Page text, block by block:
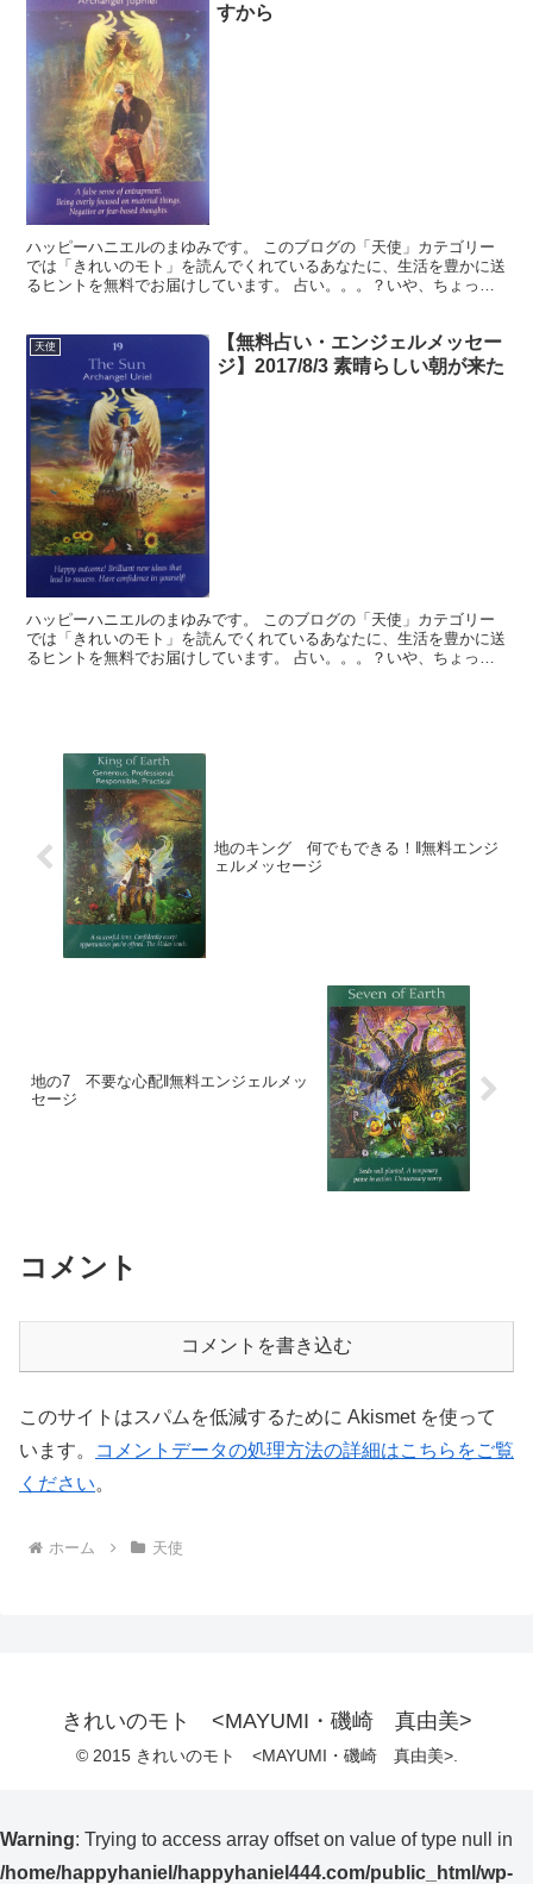
すから
ハッピーハニエルのまゆみです。 このブログの「天使」カテゴリー
では「きれいのモト」を読んでくれているあなたに、生活を豊かに送
るヒントを無料でお届けしています。 占い。。。？いや、ちょっと
天使
【無料占い・エンジェルメッセー
ジ】2017/8/3 素晴らしい朝が来た
ハッピーハニエルのまゆみです。 このブログの「天使」カテゴリー
では「きれいのモト」を読んでくれているあなたに、生活を豊かに送
るヒントを無料でお届けしています。 占い。。。？いや、ちょっと
地のキング 何でもできる！‖無料エンジ
ェルメッセージ
地の7 不要な心配‖無料エンジェルメッ
セージ
コメント
コメントを書き込む
このサイトはスパムを低減するために Akismet を使って
います。
コメントデータの処理方法の詳細はこちらをご覧
ください。
ホーム 天使
きれいのモト <MAYUMI・磯崎 真由美>
© 2015 きれいのモト <MAYUMI・磯崎 真由美>.
Warning: Trying to access array offset on value of type null in
/home/happyhaniel/happyhaniel444.com/public_html/wp-